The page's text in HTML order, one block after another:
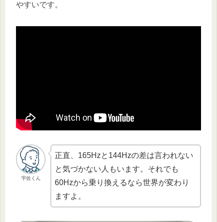
やすいです。
宇佐くん
正直、165Hzと144Hzの差は言われない
と気づかない人もいます。それでも
60Hzから乗り換えるなら世界が変わり
ますよ。